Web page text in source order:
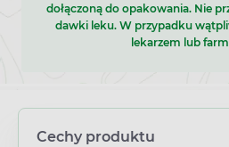
dołączoną do opakowania. Nie
dawki leku. W przypadku
lekarzem lub
Cechy produktu